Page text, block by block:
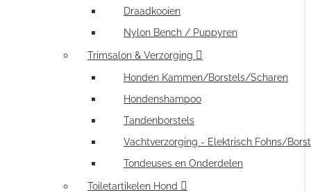
Draadkooien
Nylon Bench / Puppyren
Trimsalon & Verzorging
Honden Kammen/Borstels/Scharen
Hondenshampoo
Tandenborstels
Vachtverzorging - Elektrisch Fohns/
Tondeuses en Onderdelen
Toiletartikelen Hond